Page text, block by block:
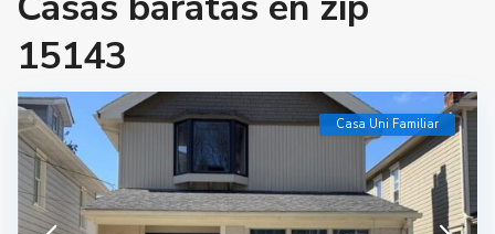
15143
Casa Uni Familiar